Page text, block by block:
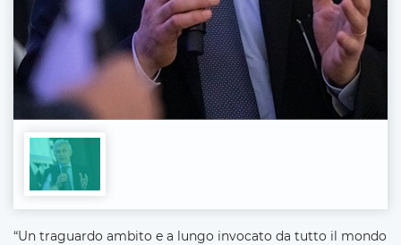
“Un traguardo ambito e a lungo invocato da tutto il mondo